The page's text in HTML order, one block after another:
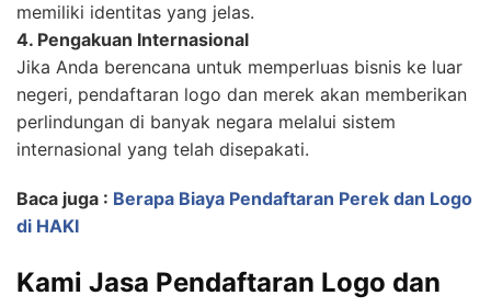
memiliki identitas yang jelas.
4. Pengakuan Internasional
Jika Anda berencana untuk memperluas bisnis ke luar
negeri, pendaftaran logo dan merek akan memberikan
perlindungan di banyak negara melalui sistem
internasional yang telah disepakati.
Baca juga : Berapa Biaya Pendaftaran Perek dan Logo
di HAKI
Kami Jasa Pendaftaran Logo dan